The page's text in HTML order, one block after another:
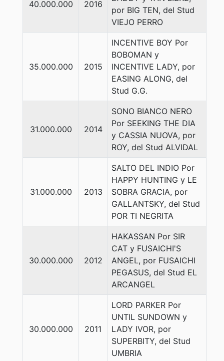
40.000.000 2016
por BIG TEN, del Stud
VIEJO PERRO
35.000.000 2015
INCENTIVE BOY Por
BOBOMAN y
INCENTIVE LADY, por
EASING ALONG, del
Stud G.G.
31.000.000 2014
SONO BIANCO NERO
Por SEEKING THE DIA
y CASSIA NUOVA, por
ROY, del Stud ALVIDAL
31.000.000 2013
SALTO DEL INDIO Por
HAPPY HUNTING y LE
SOBRA GRACIA, por
GALLANTSKY, del Stud
POR TI NEGRITA
30.000.000 2012
HAKASSAN Por SIR
CAT y FUSAICHI'S
ANGEL, por FUSAICHI
PEGASUS, del Stud EL
ARCANGEL
30.000.000 2011
LORD PARKER Por
UNTIL SUNDOWN y
LADY IVOR, por
SUPERBITY, del Stud
UMBRIA